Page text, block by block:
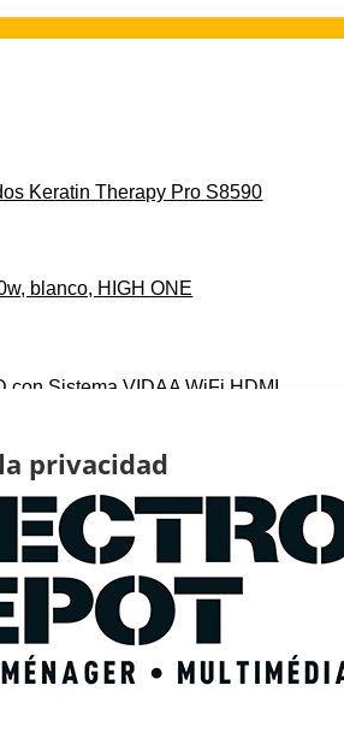
blanco, HIGH ONE
Keratin Therapy Pro S8590
con Sistema VIDAA WiFi HDMI
privacidad